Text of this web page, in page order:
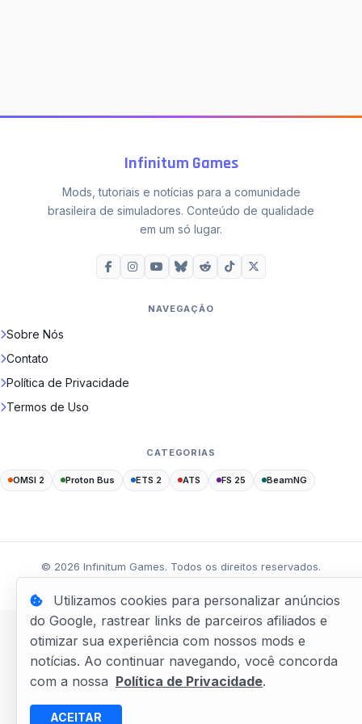
Infinitum Games
Mods, tutoriais e notícias para a comunidade
brasileira de simuladores. Conteúdo de qualidade
em um só lugar.
NAVEGAÇÃO
Sobre Nós
Contato
Política de Privacidade
Termos de Uso
CATEGORIAS
OMSI 2 Proton Bus ETS 2 ATS FS 25 BeamNG
© 2026 Infinitum Games. Todos os direitos reservados.
Utilizamos cookies para personalizar anúncios
do Google, rastrear links de parceiros afiliados e
otimizar sua experiência com nossos mods e
notícias. Ao continuar navegando, você concorda
com a nossa Política de Privacidade.
ACEITAR